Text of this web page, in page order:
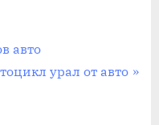
авто
урал от авто